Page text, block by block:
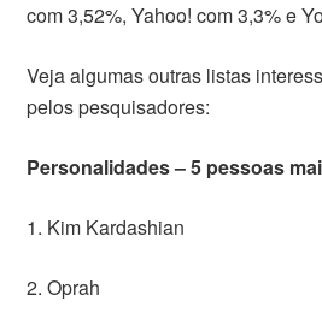
com 3,52%, Yahoo! com 3,3% e
Veja algumas outras listas
pelos pesquisadores:
Personalidades – 5 pessoas
1. Kim Kardashian
2. Oprah